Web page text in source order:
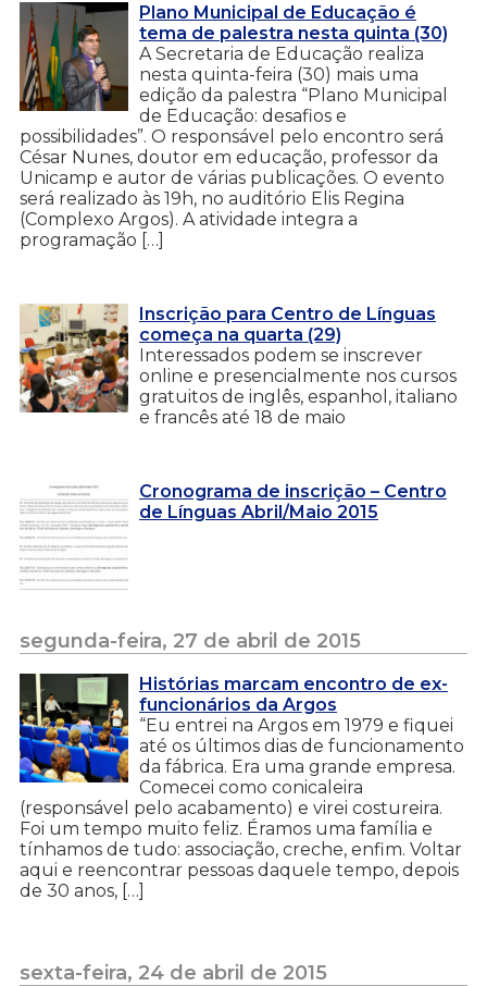
Plano Municipal de Educação é
tema de palestra nesta quinta (30)
A Secretaria de Educação realiza
nesta quinta-feira (30) mais uma
edição da palestra “Plano Municipal
de Educação: desafios e
possibilidades”. O responsável pelo encontro será
César Nunes, doutor em educação, professor da
Unicamp e autor de várias publicações. O evento
será realizado às 19h, no auditório Elis Regina
(Complexo Argos). A atividade integra a
programação […]
Inscrição para Centro de Línguas
começa na quarta (29)
Interessados podem se inscrever
online e presencialmente nos cursos
gratuitos de inglês, espanhol, italiano
e francês até 18 de maio
Cronograma de inscrição – Centro
de Línguas Abril/Maio 2015
segunda-feira, 27 de abril de 2015
Histórias marcam encontro de ex-
funcionários da Argos
“Eu entrei na Argos em 1979 e fiquei
até os últimos dias de funcionamento
da fábrica. Era uma grande empresa.
Comecei como conicaleira
(responsável pelo acabamento) e virei costureira.
Foi um tempo muito feliz. Éramos uma família e
tínhamos de tudo: associação, creche, enfim. Voltar
aqui e reencontrar pessoas daquele tempo, depois
de 30 anos, […]
sexta-feira, 24 de abril de 2015